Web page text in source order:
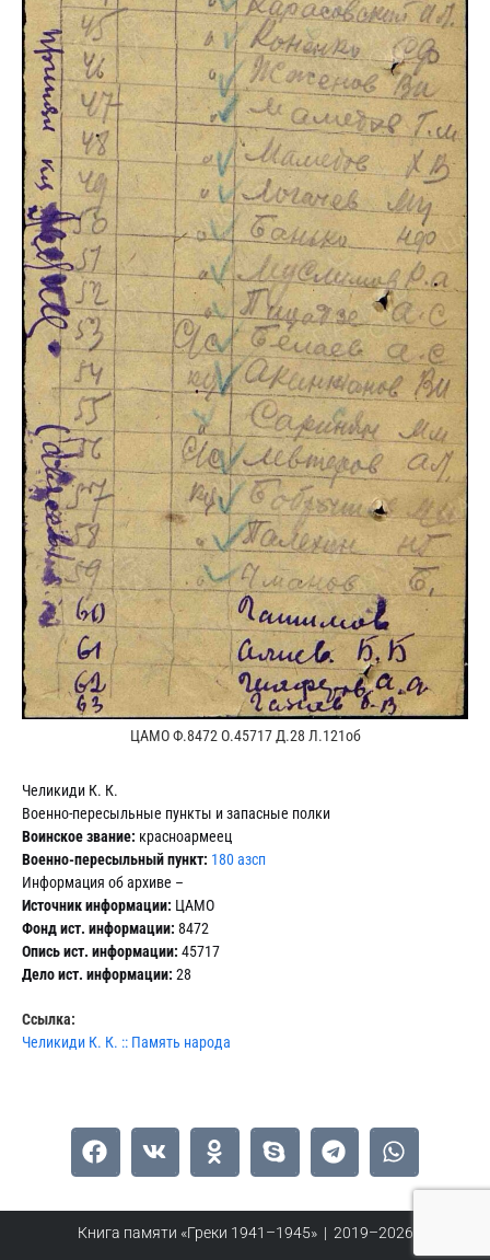
ЦАМО Ф.8472 О.45717 Д.28 Л.121об
Челикиди К. К.
Военно-пересыльные пункты и запасные полки
Воинское звание: красноармеец
Военно-пересыльный пункт: 180 азсп
Информация об архиве –
Источник информации: ЦАМО
Фонд ист. информации: 8472
Опись ист. информации: 45717
Дело ист. информации: 28
Ссылка:
Челикиди К. К. :: Память народа
Книга памяти «Греки 1941–1945» | 2019–2026